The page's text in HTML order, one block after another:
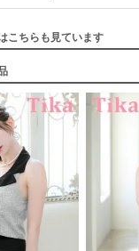
こちらも見ています